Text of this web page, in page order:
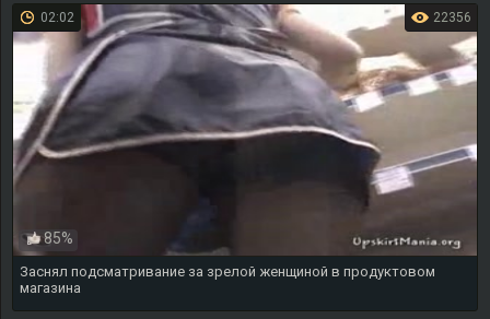
22356
02:02
85%
Заснял подсматривание за зрелой женщиной в продуктовом
магазина